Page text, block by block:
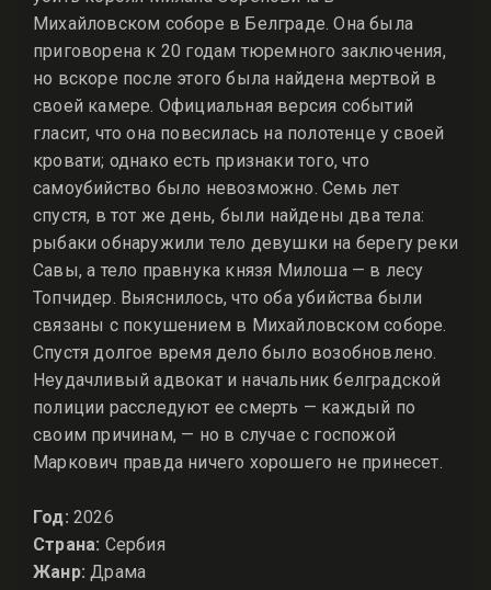
Михайловском соборе в Белграде. Она была
приговорена к 20 годам тюремного заключения,
но вскоре после этого была найдена мертвой в
своей камере. Официальная версия событий
гласит, что она повесилась на полотенце у своей
кровати; однако есть признаки того, что
самоубийство было невозможно. Семь лет
спустя, в тот же день, были найдены два тела:
рыбаки обнаружили тело девушки на берегу реки
Савы, а тело правнука князя Милоша — в лесу
Топчидер. Выяснилось, что оба убийства были
связаны с покушением в Михайловском соборе.
Спустя долгое время дело было возобновлено.
Неудачливый адвокат и начальник белградской
полиции расследуют ее смерть — каждый по
своим причинам, — но в случае с госпожой
Маркович правда ничего хорошего не принесет.
Год: 2026
Страна: Сербия
Жанр: Драма